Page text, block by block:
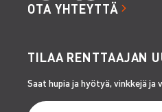
OTA YHTEYTTÄ
TILAA RENTTAAJAN
Saat hupia ja hyötyä, vinkkejä ja